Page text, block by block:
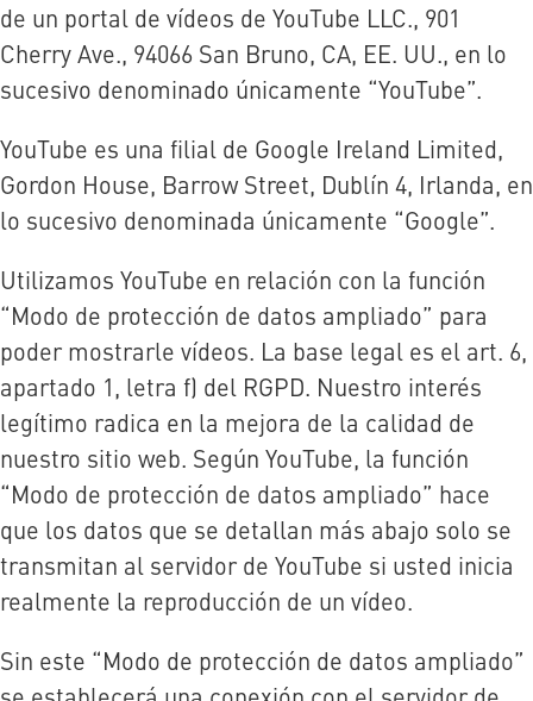
de un portal de vídeos de YouTube LLC., 901
Cherry Ave., 94066 San Bruno, CA, EE. UU., en lo
sucesivo denominado únicamente “YouTube”.
YouTube es una filial de Google Ireland Limited,
Gordon House, Barrow Street, Dublín 4, Irlanda, en
lo sucesivo denominada únicamente “Google”.
Utilizamos YouTube en relación con la función
“Modo de protección de datos ampliado” para
poder mostrarle vídeos. La base legal es el art. 6,
apartado 1, letra f) del RGPD. Nuestro interés
legítimo radica en la mejora de la calidad de
nuestro sitio web. Según YouTube, la función
“Modo de protección de datos ampliado” hace
que los datos que se detallan más abajo solo se
transmitan al servidor de YouTube si usted inicia
realmente la reproducción de un vídeo.
Sin este “Modo de protección de datos ampliado”